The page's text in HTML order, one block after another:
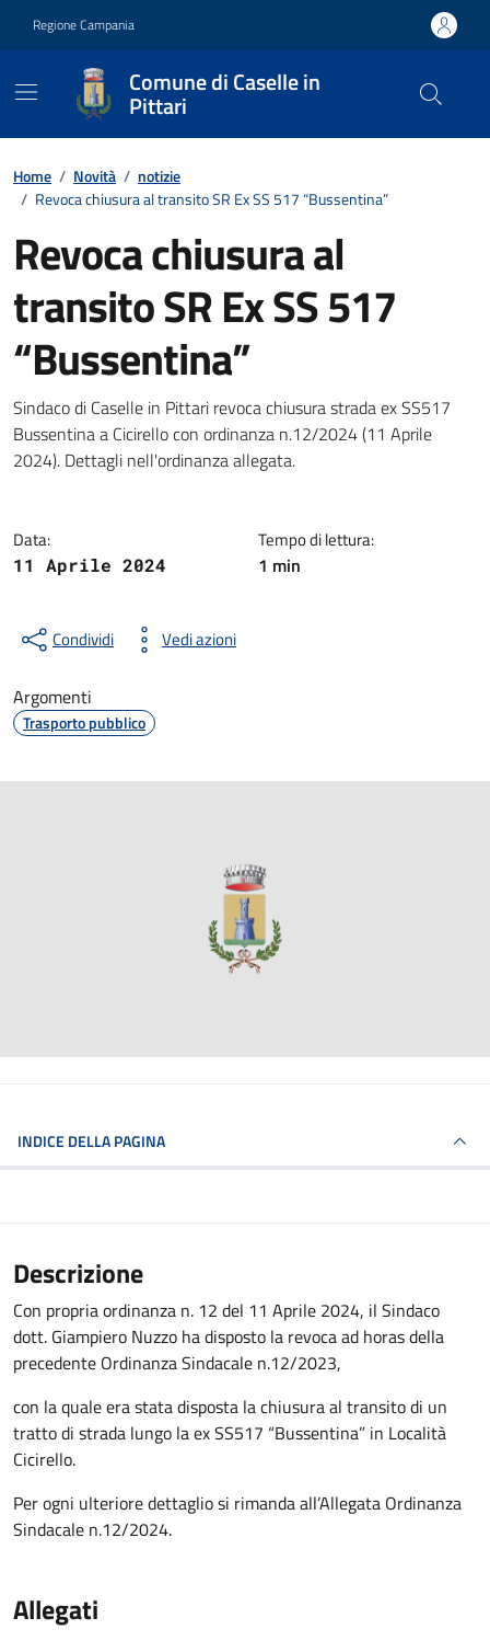
Regione Campania
Comune di Caselle in
Pittari
Contenuti in evidenza
Home / Novità / notizie
/ Revoca chiusura al transito SR Ex SS 517 “Bussentina”
Revoca chiusura al
transito SR Ex SS 517
“Bussentina”
Dettagli della notizia
Sindaco di Caselle in Pittari revoca chiusura strada ex SS517
Bussentina a Cicirello con ordinanza n.12/2024 (11 Aprile
2024). Dettagli nell'ordinanza allegata.
Data:
11 Aprile 2024
Tempo di lettura:
1 min
Condividi Vedi azioni
Argomenti
Trasporto pubblico
INDICE DELLA PAGINA
Descrizione
Con propria ordinanza n. 12 del 11 Aprile 2024, il Sindaco
dott. Giampiero Nuzzo ha disposto la revoca ad horas della
precedente Ordinanza Sindacale n.12/2023,
con la quale era stata disposta la chiusura al transito di un
tratto di strada lungo la ex SS517 “Bussentina” in Località
Cicirello.
Per ogni ulteriore dettaglio si rimanda all’Allegata Ordinanza
Sindacale n.12/2024.
Allegati